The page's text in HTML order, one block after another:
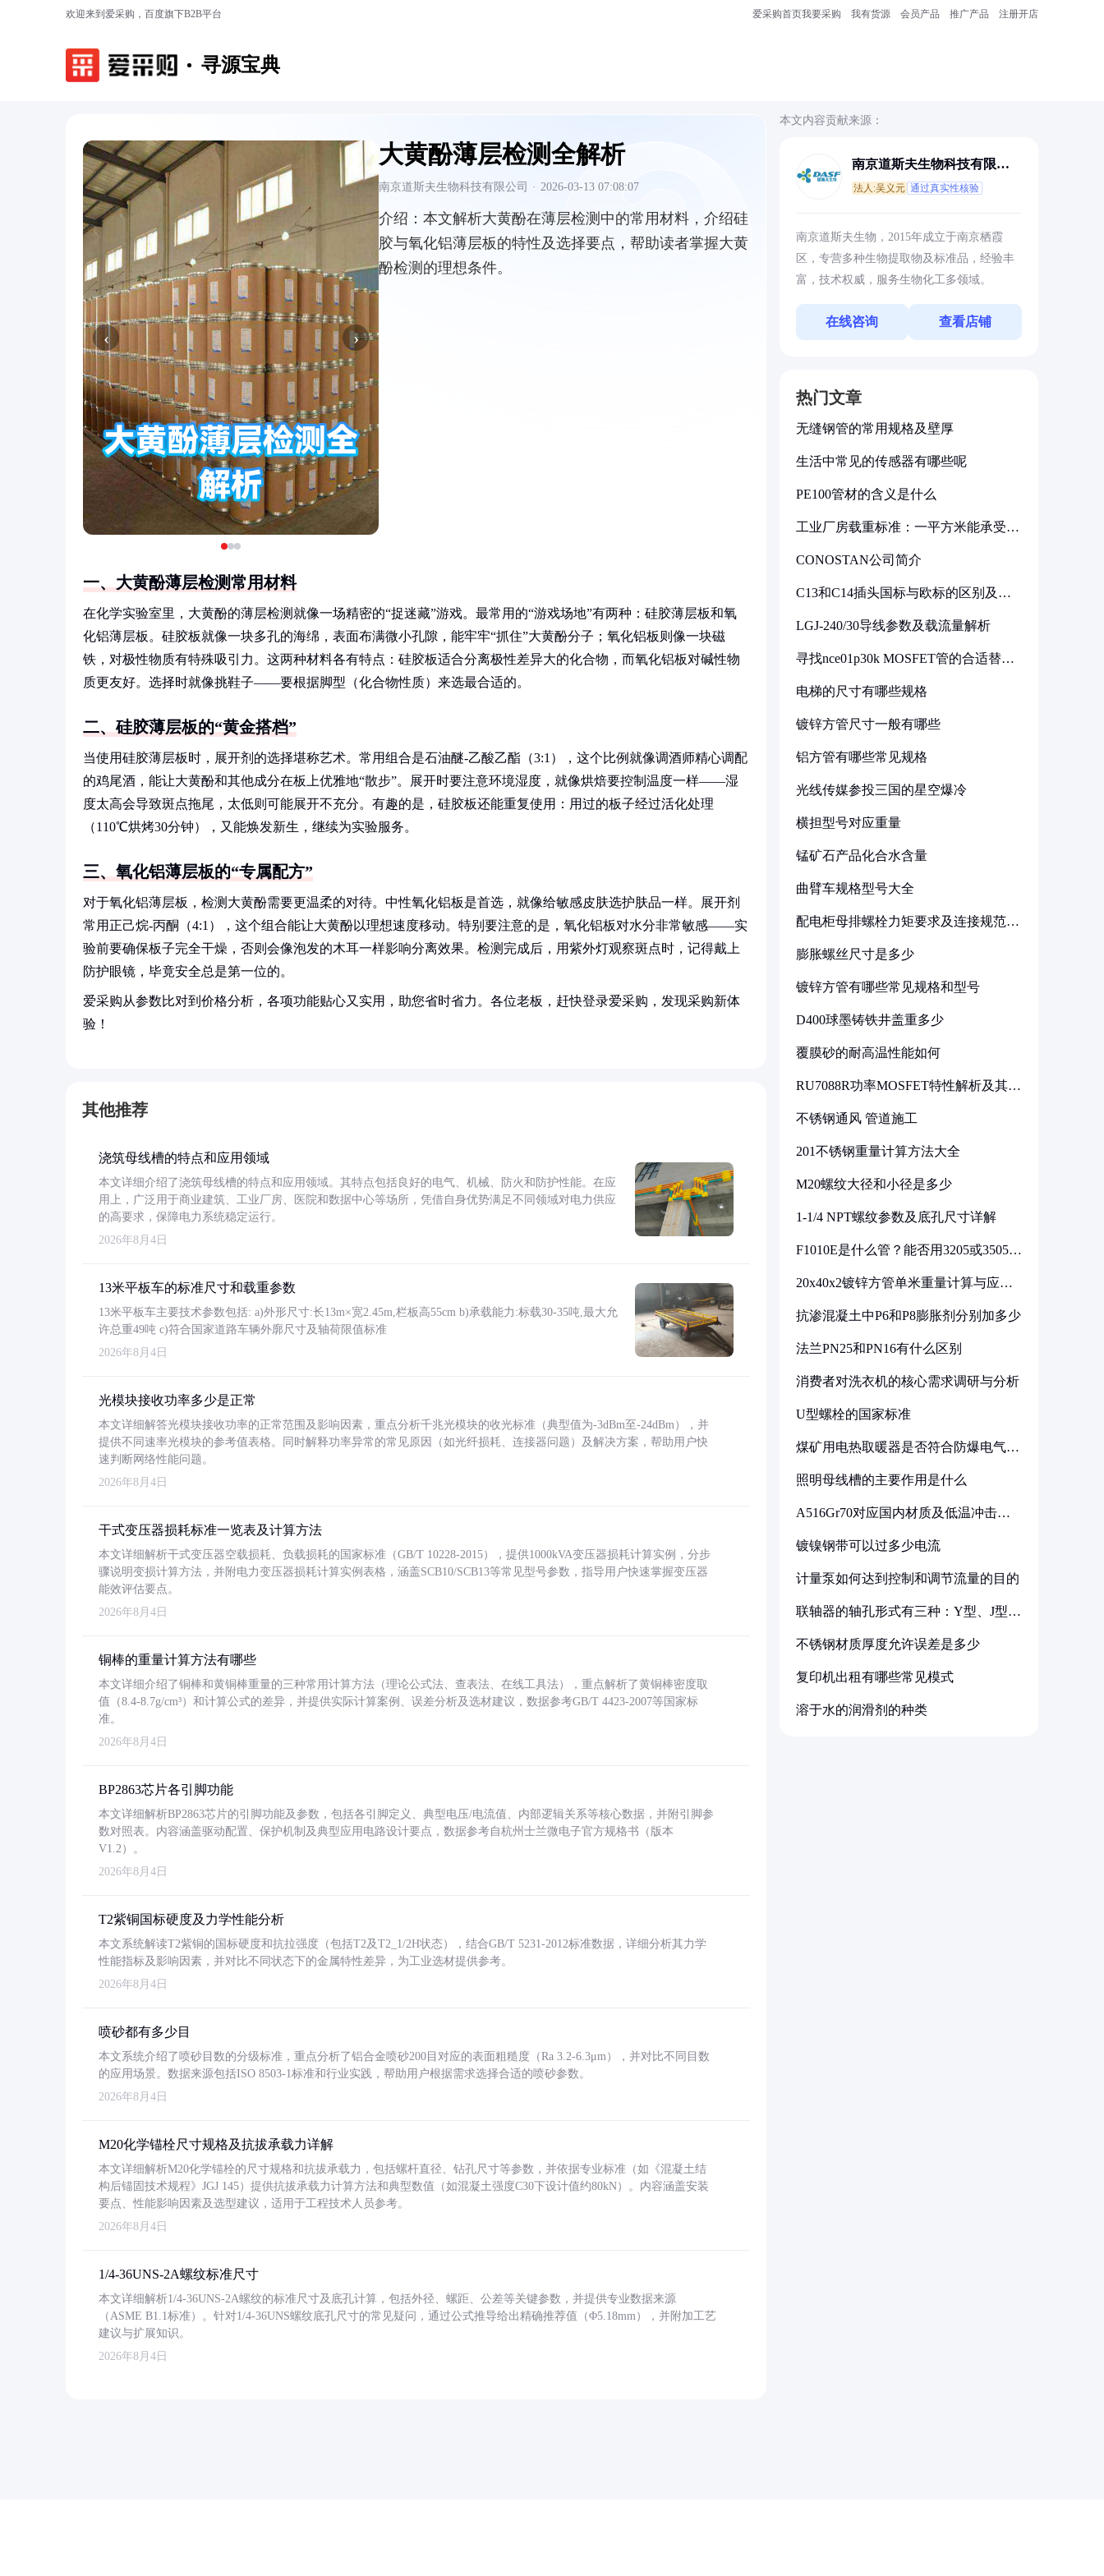
欢迎来到爱采购，百度旗下B2B平台 爱采购首页我要采购 我有货源 会员产品 推广产品 注册开店
寻源宝典
‹ ›
大黄酚薄层检测全解析
南京道斯夫生物科技有限公司 · 2026-03-13 07:08:07
介绍： 本文解析大黄酚在薄层检测中的常用材料，介绍硅
胶与氧化铝薄层板的特性及选择要点，帮助读者掌握大黄
酚检测的理想条件。
一、大黄酚薄层检测常用材料
在化学实验室里，大黄酚的薄层检测就像一场精密的“捉迷藏”游戏。最常用的“游戏场地”有两种：硅胶薄层板和氧
化铝薄层板。硅胶板就像一块多孔的海绵，表面布满微小孔隙，能牢牢“抓住”大黄酚分子；氧化铝板则像一块磁
铁，对极性物质有特殊吸引力。这两种材料各有特点：硅胶板适合分离极性差异大的化合物，而氧化铝板对碱性物
质更友好。选择时就像挑鞋子——要根据脚型（化合物性质）来选最合适的。
二、硅胶薄层板的“黄金搭档”
当使用硅胶薄层板时，展开剂的选择堪称艺术。常用组合是石油醚-乙酸乙酯（3:1），这个比例就像调酒师精心调配
的鸡尾酒，能让大黄酚和其他成分在板上优雅地“散步”。展开时要注意环境湿度，就像烘焙要控制温度一样——湿
度太高会导致斑点拖尾，太低则可能展开不充分。有趣的是，硅胶板还能重复使用：用过的板子经过活化处理
（110℃烘烤30分钟），又能焕发新生，继续为实验服务。
三、氧化铝薄层板的“专属配方”
对于氧化铝薄层板，检测大黄酚需要更温柔的对待。中性氧化铝板是首选，就像给敏感皮肤选护肤品一样。展开剂
常用正己烷-丙酮（4:1），这个组合能让大黄酚以理想速度移动。特别要注意的是，氧化铝板对水分非常敏感——实
验前要确保板子完全干燥，否则会像泡发的木耳一样影响分离效果。检测完成后，用紫外灯观察斑点时，记得戴上
防护眼镜，毕竟安全总是第一位的。
爱采购从参数比对到价格分析，各项功能贴心又实用，助您省时省力。各位老板，赶快登录爱采购，发现采购新体
验！
其他推荐
浇筑母线槽的特点和应用领域
本文详细介绍了浇筑母线槽的特点和应用领域。其特点包括良好的电气、机械、防火和防护性能。在应
用上，广泛用于商业建筑、工业厂房、医院和数据中心等场所，凭借自身优势满足不同领域对电力供应
的高要求，保障电力系统稳定运行。
2026年8月4日
13米平板车的标准尺寸和载重参数
13米平板车主要技术参数包括: a)外形尺寸:长13m×宽2.45m,栏板高55cm b)承载能力:标载30-35吨,最大允
许总重49吨 c)符合国家道路车辆外廓尺寸及轴荷限值标准
2026年8月4日
光模块接收功率多少是正常
本文详细解答光模块接收功率的正常范围及影响因素，重点分析千兆光模块的收光标准（典型值为-3dBm至-24dBm），并
提供不同速率光模块的参考值表格。同时解释功率异常的常见原因（如光纤损耗、连接器问题）及解决方案，帮助用户快
速判断网络性能问题。
2026年8月4日
干式变压器损耗标准一览表及计算方法
本文详细解析干式变压器空载损耗、负载损耗的国家标准（GB/T 10228-2015），提供1000kVA变压器损耗计算实例，分步
骤说明变损计算方法，并附电力变压器损耗计算实例表格，涵盖SCB10/SCB13等常见型号参数，指导用户快速掌握变压器
能效评估要点。
2026年8月4日
铜棒的重量计算方法有哪些
本文详细介绍了铜棒和黄铜棒重量的三种常用计算方法（理论公式法、查表法、在线工具法），重点解析了黄铜棒密度取
值（8.4-8.7g/cm³）和计算公式的差异，并提供实际计算案例、误差分析及选材建议，数据参考GB/T 4423-2007等国家标
准。
2026年8月4日
BP2863芯片各引脚功能
本文详细解析BP2863芯片的引脚功能及参数，包括各引脚定义、典型电压/电流值、内部逻辑关系等核心数据，并附引脚参
数对照表。内容涵盖驱动配置、保护机制及典型应用电路设计要点，数据参考自杭州士兰微电子官方规格书（版本
V1.2）。
2026年8月4日
T2紫铜国标硬度及力学性能分析
本文系统解读T2紫铜的国标硬度和抗拉强度（包括T2及T2_1/2H状态），结合GB/T 5231-2012标准数据，详细分析其力学
性能指标及影响因素，并对比不同状态下的金属特性差异，为工业选材提供参考。
2026年8月4日
喷砂都有多少目
本文系统介绍了喷砂目数的分级标准，重点分析了铝合金喷砂200目对应的表面粗糙度（Ra 3.2-6.3μm），并对比不同目数
的应用场景。数据来源包括ISO 8503-1标准和行业实践，帮助用户根据需求选择合适的喷砂参数。
2026年8月4日
M20化学锚栓尺寸规格及抗拔承载力详解
本文详细解析M20化学锚栓的尺寸规格和抗拔承载力，包括螺杆直径、钻孔尺寸等参数，并依据专业标准（如《混凝土结
构后锚固技术规程》JGJ 145）提供抗拔承载力计算方法和典型数值（如混凝土强度C30下设计值约80kN）。内容涵盖安装
要点、性能影响因素及选型建议，适用于工程技术人员参考。
2026年8月4日
1/4-36UNS-2A螺纹标准尺寸
本文详细解析1/4-36UNS-2A螺纹的标准尺寸及底孔计算，包括外径、螺距、公差等关键参数，并提供专业数据来源
（ASME B1.1标准）。针对1/4-36UNS螺纹底孔尺寸的常见疑问，通过公式推导给出精确推荐值（Φ5.18mm），并附加工艺
建议与扩展知识。
2026年8月4日
本文内容贡献来源：
南京道斯夫生物科技有限公
法人:吴义元 通过真实性核验
南京道斯夫生物，2015年成立于南京栖霞
区，专营多种生物提取物及标准品，经验丰
富，技术权威，服务生物化工多领域。
在线咨询 查看店铺
热门文章
无缝钢管的常用规格及壁厚
生活中常见的传感器有哪些呢
PE100管材的含义是什么
工业厂房载重标准：一平方米能承受多
CONOSTAN公司简介
C13和C14插头国标与欧标的区别及其
LGJ-240/30导线参数及载流量解析
寻找nce01p30k MOSFET管的合适替代
电梯的尺寸有哪些规格
镀锌方管尺寸一般有哪些
铝方管有哪些常见规格
光线传媒参投三国的星空爆冷
横担型号对应重量
锰矿石产品化合水含量
曲臂车规格型号大全
配电柜母排螺栓力矩要求及连接规范详
膨胀螺丝尺寸是多少
镀锌方管有哪些常见规格和型号
D400球墨铸铁井盖重多少
覆膜砂的耐高温性能如何
RU7088R功率MOSFET特性解析及其在
不锈钢通风 管道施工
201不锈钢重量计算方法大全
M20螺纹大径和小径是多少
1-1/4 NPT螺纹参数及底孔尺寸详解
F1010E是什么管？能否用3205或3505代
20x40x2镀锌方管单米重量计算与应用
抗渗混凝土中P6和P8膨胀剂分别加多少
法兰PN25和PN16有什么区别
消费者对洗衣机的核心需求调研与分析
U型螺栓的国家标准
煤矿用电热取暖器是否符合防爆电气设
照明母线槽的主要作用是什么
A516Gr70对应国内材质及低温冲击要
镀镍钢带可以过多少电流
计量泵如何达到控制和调节流量的目的
联轴器的轴孔形式有三种：Y型、J型、
不锈钢材质厚度允许误差是多少
复印机出租有哪些常见模式
溶于水的润滑剂的种类